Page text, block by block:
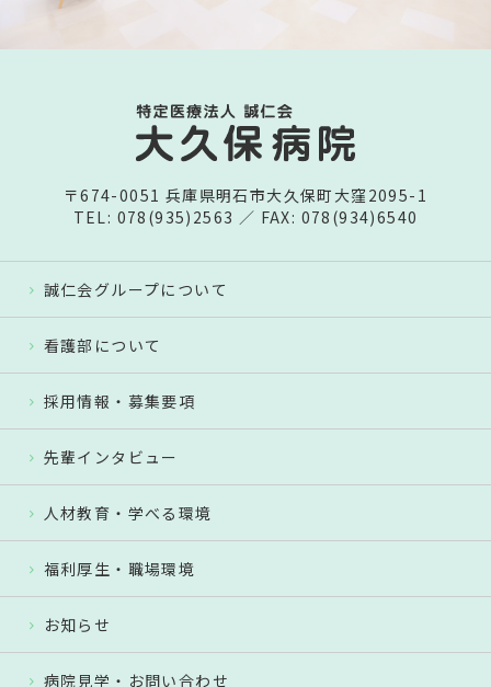
〒674-0051 兵庫県明石市大久保町大窪2095-1
TEL: 078(935)2563 ／ FAX: 078(934)6540
誠仁会グループについて
看護部について
採用情報・募集要項
先輩インタビュー
人材教育・学べる環境
福利厚生・職場環境
お知らせ
病院見学・お問い合わせ